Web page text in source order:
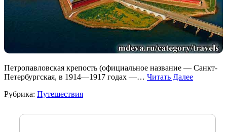
Петропавловская крепость (официальное название — Санкт-
Петербургская, в 1914—1917 годах —… Читать Далее
Рубрика: Путешествия